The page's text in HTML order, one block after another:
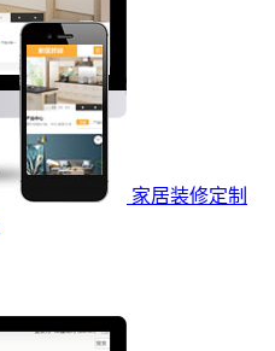
家居装修定制